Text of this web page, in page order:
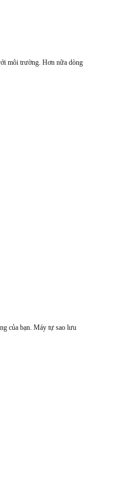
môi trường. Hơn nữa dòng
của bạn. Máy tự sao lưu